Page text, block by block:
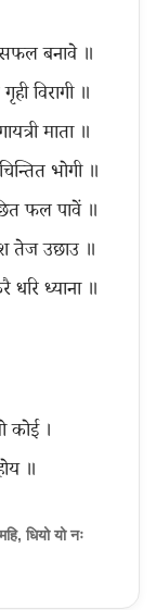
सफल बनावे ॥
विरागी ॥
माता ॥
भोगी ॥
फल पावें ॥
तेज उछाउ ॥
ध्याना ॥
कोई ।
॥
धियो यो नः